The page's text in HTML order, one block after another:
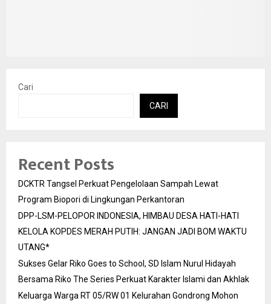
Cari
CARI
Recent Posts
DCKTR Tangsel Perkuat Pengelolaan Sampah Lewat
Program Biopori di Lingkungan Perkantoran
DPP-LSM-PELOPOR INDONESIA, HIMBAU DESA HATI-HATI
KELOLA KOPDES MERAH PUTIH: JANGAN JADI BOM WAKTU
UTANG*
Sukses Gelar Riko Goes to School, SD Islam Nurul Hidayah
Bersama Riko The Series Perkuat Karakter Islami dan Akhlak
Keluarga Warga RT 05/RW 01 Kelurahan Gondrong Mohon